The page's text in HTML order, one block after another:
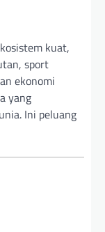
kuat,
sport
ekonomi
yang
Ini peluang